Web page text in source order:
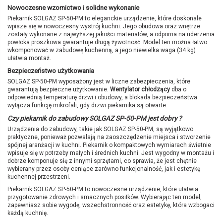
Nowoczesne wzornictwo i solidne wykonanie
Piekarnik SOLGAZ SP-50-PM to eleganckie urządzenie, które doskonale
wpisze się w nowoczesny wystrój kuchni. Jego obudowa oraz wnętrze
zostały wykonane z najwyższej jakości materiałów, a odporna na uderzenia
powłoka proszkowa gwarantuje długą żywotność. Model ten można łatwo
wkomponować w zabudowę kuchenną, a jego niewielka waga (34 kg)
ułatwia montaż.
Bezpieczeństwo użytkowania
SOLGAZ SP-50-PM wyposażony jest w liczne zabezpieczenia, które
gwarantują bezpieczne użytkowanie. Wentylator chłodzący dba o
odpowiednią temperaturę drzwi i obudowy, a blokada bezpieczeństwa
wyłącza funkcję mikrofali, gdy drzwi piekarnika są otwarte.
Czy piekarnik do zabudowy SOLGAZ SP-50-PM jest dobry ?
Urządzenia do zabudowy, takie jak SOLGAZ SP-50-PM, są wyjątkowo
praktyczne, ponieważ pozwalają na zaoszczędzenie miejsca i stworzenie
spójnej aranżacji w kuchni. Piekarnik o kompaktowych wymiarach świetnie
wpisuje się w potrzeby małych i średnich kuchni. Jest wygodny w montażu i
dobrze komponuje się z innymi sprzętami, co sprawia, że jest chętnie
wybierany przez osoby ceniące zarówno funkcjonalność, jak i estetykę
kuchennej przestrzeni.
Piekarnik SOLGAZ SP-50-PM to nowoczesne urządzenie, które ułatwia
przygotowanie zdrowych i smacznych posiłków. Wybierając ten model,
zapewniasz sobie wygodę, wszechstronność oraz estetykę, która wzbogaci
każdą kuchnię.